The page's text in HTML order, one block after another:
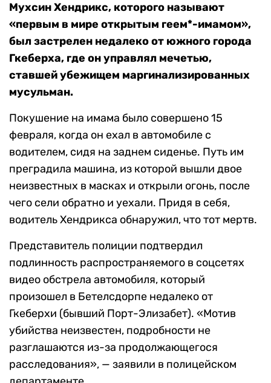
Мухсин Хендрикс, которого называют
«первым в мире открытым геем*-имамом»,
был застрелен недалеко от южного города
Гкеберха, где он управлял мечетью,
ставшей убежищем маргинализированных
мусульман.
Покушение на имама было совершено 15
февраля, когда он ехал в автомобиле с
водителем, сидя на заднем сиденье. Путь им
преградила машина, из которой вышли двое
неизвестных в масках и открыли огонь, после
чего сели обратно и уехали. Придя в себя,
водитель Хендрикса обнаружил, что тот мертв.
Представитель полиции подтвердил
подлинность распространяемого в соцсетях
видео обстрела автомобиля, который
произошел в Бетелсдорпе недалеко от
Гкеберхи (бывший Порт-Элизабет). «Мотив
убийства неизвестен, подробности не
разглашаются из-за продолжающегося
расследования», — заявили в полицейском